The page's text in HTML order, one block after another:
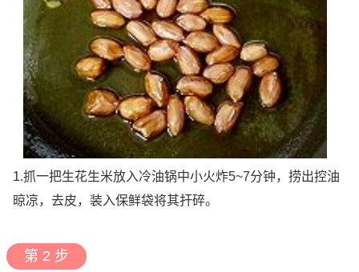
1.抓一把生花生米放入冷油锅中小火炸5~7分钟，捞出控油
晾凉，去皮，装入保鲜袋将其扞碎。
第 2 步